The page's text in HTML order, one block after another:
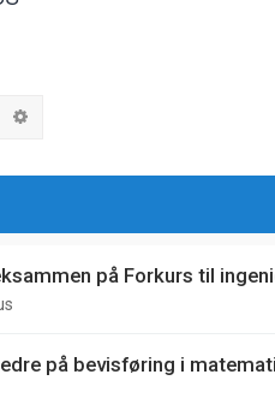
på Forkurs til
på bevisføring i